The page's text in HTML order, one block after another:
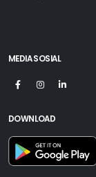
MEDIA SOSIAL
DOWNLOAD